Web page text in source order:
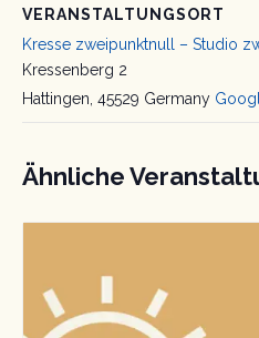
VERANSTALTUNGSORT
Kresse zweipunktnull – Studio
Kressenberg 2
Hattingen, 45529 Germany
Ähnliche